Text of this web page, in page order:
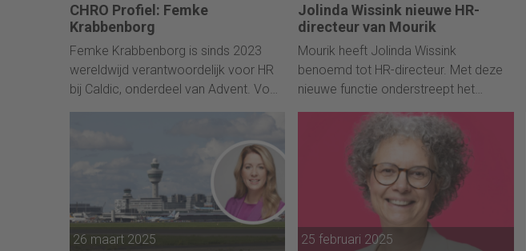
CHRO Profiel: Femke
Krabbenborg
Femke Krabbenborg is sinds 2023
wereldwijd verantwoordelijk voor HR
bij Caldic, onderdeel van Advent. Voor
haar huidige rol leidde ze HR in Europa
diverse grote HR-projecten, zoals een
cultuurprogramma.
Jolinda Wissink nieuwe HR-
directeur van Mourik
Mourik heeft Jolinda Wissink
benoemd tot HR-directeur. Met deze
nieuwe functie onderstreept het
familiebedrijf het belang van een
organisatiebreed HR-beleid en een
sterke employer branding-strategie.
Mourik, met ruim 2.000 medewerkers
wereldwijd, is een toonaangevende
multidisciplinaire aannemer in
infrastructuur, industrie, bouw en
milieutechniek.
26 maart 2025 25 februari 2025